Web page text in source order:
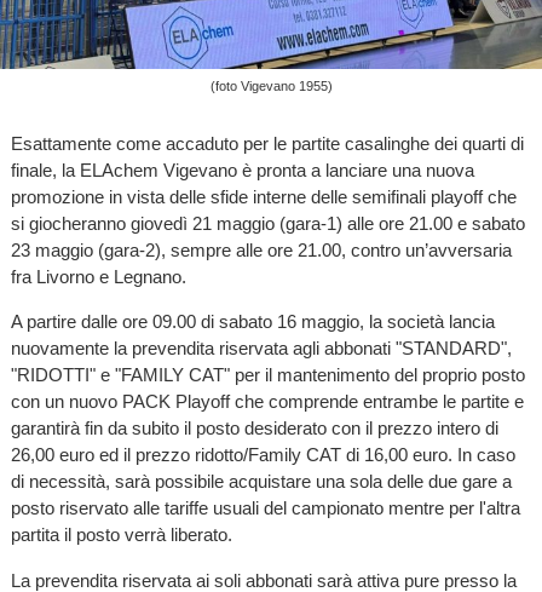
(foto Vigevano 1955)
Esattamente come accaduto per le partite casalinghe dei quarti di
finale, la ELAchem Vigevano è pronta a lanciare una nuova
promozione in vista delle sfide interne delle semifinali playoff che
si giocheranno giovedì 21 maggio (gara-1) alle ore 21.00 e sabato
23 maggio (gara-2), sempre alle ore 21.00, contro un’avversaria
fra Livorno e Legnano.
A partire dalle ore 09.00 di sabato 16 maggio, la società lancia
nuovamente la prevendita riservata agli abbonati "STANDARD",
"RIDOTTI" e "FAMILY CAT" per il mantenimento del proprio posto
con un nuovo PACK Playoff che comprende entrambe le partite e
garantirà fin da subito il posto desiderato con il prezzo intero di
26,00 euro ed il prezzo ridotto/Family CAT di 16,00 euro. In caso
di necessità, sarà possibile acquistare una sola delle due gare a
posto riservato alle tariffe usuali del campionato mentre per l'altra
partita il posto verrà liberato.
La prevendita riservata ai soli abbonati sarà attiva pure presso la